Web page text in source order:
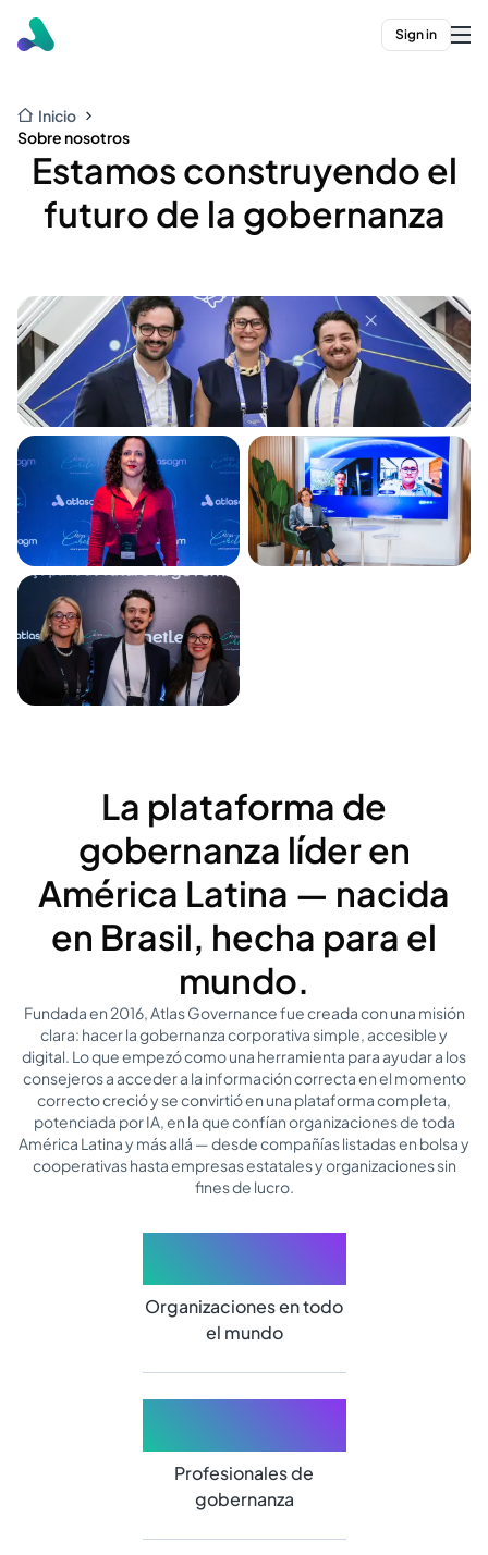
Sign in
Inicio
Sobre nosotros
Estamos construyendo el
futuro de la gobernanza
La plataforma de
gobernanza líder en
América Latina — nacida
en Brasil, hecha para el
mundo.
Fundada en 2016, Atlas Governance fue creada con una misión
clara: hacer la gobernanza corporativa simple, accesible y
digital. Lo que empezó como una herramienta para ayudar a los
consejeros a acceder a la información correcta en el momento
correcto creció y se convirtió en una plataforma completa,
potenciada por IA, en la que confían organizaciones de toda
América Latina y más allá — desde compañías listadas en bolsa y
cooperativas hasta empresas estatales y organizaciones sin
fines de lucro.
Organizaciones en todo
el mundo
Profesionales de
gobernanza